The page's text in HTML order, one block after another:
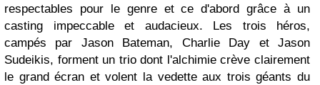
respectables pour le genre et ce d'abord grâce à un
casting impeccable et audacieux. Les trois héros,
campés par Jason Bateman, Charlie Day et Jason
Sudeikis, forment un trio dont l'alchimie crève clairement
le grand écran et volent la vedette aux trois géants du